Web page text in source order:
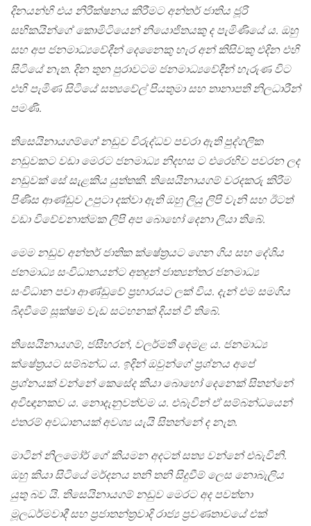
දිනයන්හි එය නිරීක්ෂනය කිරීමට අන්තර් ජාතිය ජූරි
සභිකයින්ගේ කොමිටියෙන් නියොජිතයකු ද පැමිණියේ ය. ඔහු
සහ අප ජනමාධ්‍යවේදීන් දෙනෛකු හැර අන් කිසිවකු එදින එහි
සිටියේ නැත. දින තුන පුරාවටම ජනමාධ්‍යවේදීන් හැරුණ විට
එහි පැමිණ සිටියේ සත්‍යවේල් පියතුමා සහ තානාපති නිලධාරීන්
පමණි.
තිසෙයිනායගම්ගේ නඩුව විරුද්ධව පවරා ඇති පුද්ගලික
නඩුවකට වඩා මෙරට ජනමාධ්‍ය නිදහස ට එරෙහිව පවරන ලද
නඩුවක් සේ සැළකිය යුත්තකි. තිසෙයිනායගම් වරදකරු කිරීම
පිණිස ආණ්ඩුව උපුටා දක්වා ඇති ඔහු ලියු ලිපි වැනි සහ ඊටත්
වඩා විවේචනාත්මක ලිපි අප බොහෝ දෙනා ලියා තිබේ.
මෙම නඩුව අන්තර් ජාතික ක්ෂේත්‍රයට ගෙන ගිය සහ දේශිය
ජනමාධ්‍ය සංවිධානයන්ට අතදුන් ජාත්‍යන්තර ජනමාධ්‍ය
සංවිධාන පවා ආණ්ඩුවේ ප්‍රහාරයට ලක් විය. දැන් එම සමගිය
බිදවීමේ සූක්ෂම වැඩ සටහනක් දියත් වී තිබේ.
තිසෙයිනායගම්, ජසීහරන්, වලර්මතී දෙමළ ය. ජනමාධ්‍ය
ක්ෂේත්‍රයට සම්බන්ධ ය. ඉදින් ඔවුන්ගේ ප්‍රශ්නය අපේ
ප්‍රශ්නයක් වන්නේ කෙසේද කියා බොහෝ දෙනෙක් සිතන්නේ
අවිඥානකව ය. නොදැනුවත්වම ය. එබැවින් ඒ සම්බන්ධයෙන්
එතරම් අවධානයක් අවශ්‍ය යැයි සිතන්නේ ද නැත.
මාටින් නිලමෝර් ගේ කියමන අදටත් සත්‍ය වන්නේ එබැවිනි.
ඔහු කියා සිටියේ මර්දනය තනි තනි සිදුවීම් ලෙස නොබැලිය
යුතු බව යි. තිසෙයිනායගම් නඩුව මෙරට අද පවත්නා
මූලධර්මවාදී සහ ප්‍රජාතන්ත්‍රවාදි රාජ්‍ය ප්‍රවණතාවයේ එක්